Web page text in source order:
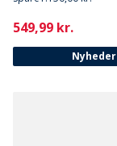
Current
549,99 kr.
Nyheder